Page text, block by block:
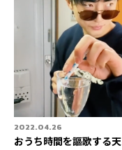
2022.04.26
おうち時間を謳歌する天